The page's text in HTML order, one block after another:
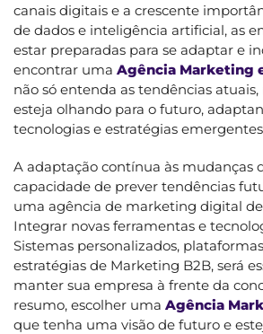
canais digitais e a crescente
de dados e inteligência artificial, as
estar preparadas para se adaptar e
encontrar uma Agência Marketing
não só entenda as tendências
esteja olhando para o futuro,
tecnologias e estratégias
A adaptação contínua às mudanças
capacidade de prever tendências
uma agência de marketing digital de
Integrar novas ferramentas e
Sistemas personalizados,
estratégias de Marketing B2B, será
manter sua empresa à frente da
resumo, escolher uma Agência
que tenha uma visão de futuro e